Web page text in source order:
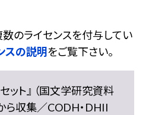
のライセンスを付与してい
スの説明をご覧下さい。
ット』 （国文学研究資料
ら収集／CODH・DHII